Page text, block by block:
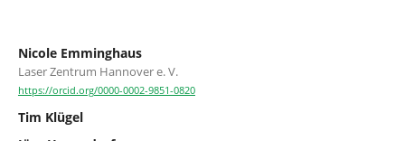
Nicole Emminghaus
Laser Zentrum Hannover e. V.
https://orcid.org/0000-0002-9851-0820
Tim Klügel